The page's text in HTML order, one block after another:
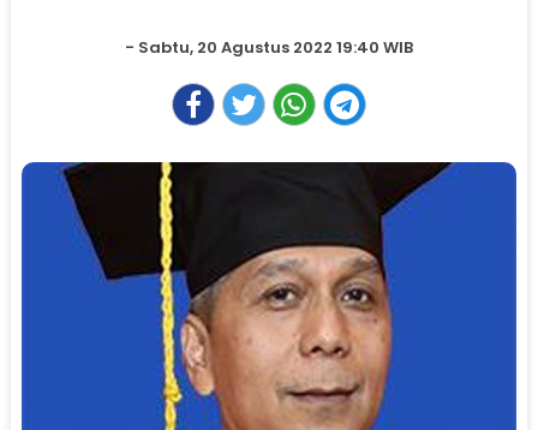
- Sabtu, 20 Agustus 2022 19:40 WIB